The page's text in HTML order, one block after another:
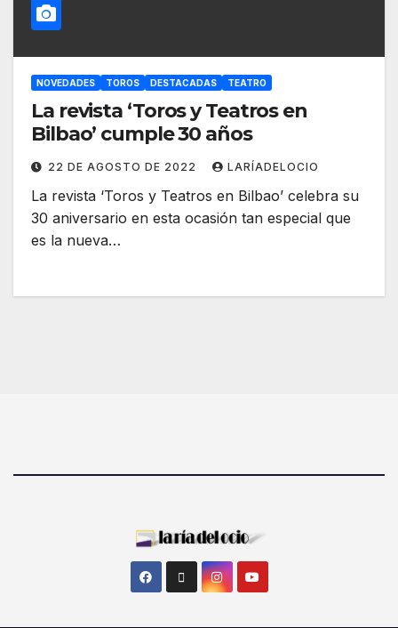
NOVEDADES TOROS DESTACADAS TEATRO
La revista ‘Toros y Teatros en
Bilbao’ cumple 30 años
22 DE AGOSTO DE 2022 LARÍADELOCIO
La revista ‘Toros y Teatros en Bilbao’ celebra su
30 aniversario en esta ocasión tan especial que
es la nueva…